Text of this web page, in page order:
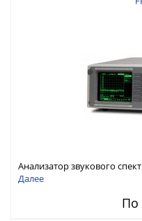
Анализатор звукового
SR770
Далее
По